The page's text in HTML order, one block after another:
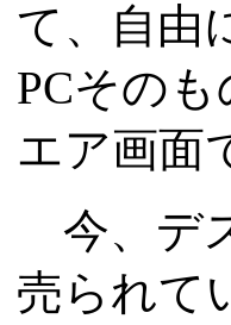
て、自由
PCその
エア画面
今、デ
売られて